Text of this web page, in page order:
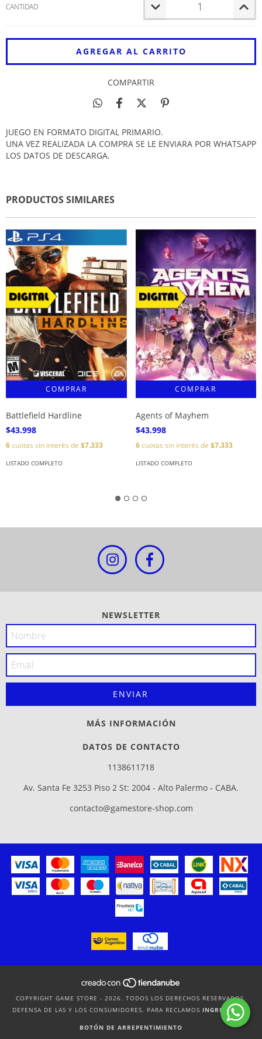
CANTIDAD
COMPARTIR
JUEGO EN FORMATO DIGITAL PRIMARIO.
UNA VEZ REALIZADA LA COMPRA SE LE ENVIARA POR WHATSAPP
LOS DATOS DE DESCARGA.
PRODUCTOS SIMILARES
Battlefield Hardline
$43.998
6cuotas sin interés de $7.333
LISTADO COMPLETO
Agents of Mayhem
$43.998
6cuotas sin interés de $7.333
LISTADO COMPLETO
NEWSLETTER
MÁS INFORMACIÓN
DATOS DE CONTACTO
1138611718
Av. Santa Fe 3253 Piso 2 St: 2004 - Alto Palermo - CABA.
contacto@gamestore-shop.com
COPYRIGHT GAME STORE - 2026. TODOS LOS DERECHOS RESERVADOS.
DEFENSA DE LAS Y LOS CONSUMIDORES. PARA RECLAMOS INGRESÁ ACÁ.
BOTÓN DE ARREPENTIMIENTO